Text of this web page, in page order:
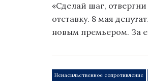
«Сделай шаг,
отставку. 8 мая
новым премьером. За
Ненасильственное сопротивление